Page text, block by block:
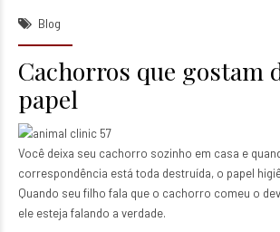
Blog
Cachorros que gostam
papel
Você deixa seu cachorro sozinho em casa e
correspondência está toda destruída, o papel
Quando seu filho fala que o cachorro comeu o
ele esteja falando a verdade.